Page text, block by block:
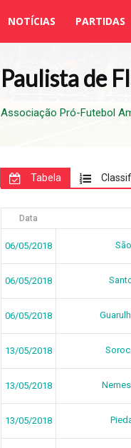
Salão
NOTÍCIAS PARTIDAS
Paulista de
Associação Pró-Futebol
Tabela
Data
06/05/2018
06/05/2018
06/05/2018
13/05/2018
13/05/2018
13/05/2018